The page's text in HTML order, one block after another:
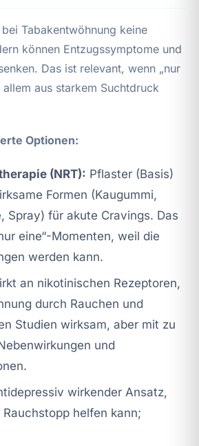
Tabakentwöhnung keine
können Entzugssymptome und
Das ist relevant, wenn „nur
aus starkem Suchtdruck
Optionen:
(NRT): Pflaster (Basis)
Formen (Kaugummi,
Spray) für akute Cravings. Das
eine“-Momenten, weil die
werden kann.
an nikotinischen Rezeptoren,
durch Rauchen und
Studien wirksam, aber mit zu
und
wirkender Ansatz,
helfen kann;